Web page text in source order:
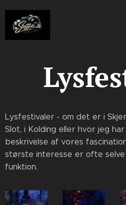
Lysfestivaler - om det er i
Slot, i Kolding eller hvor jeg
beskrivelse af vores
største interesse er ofte
funktion.